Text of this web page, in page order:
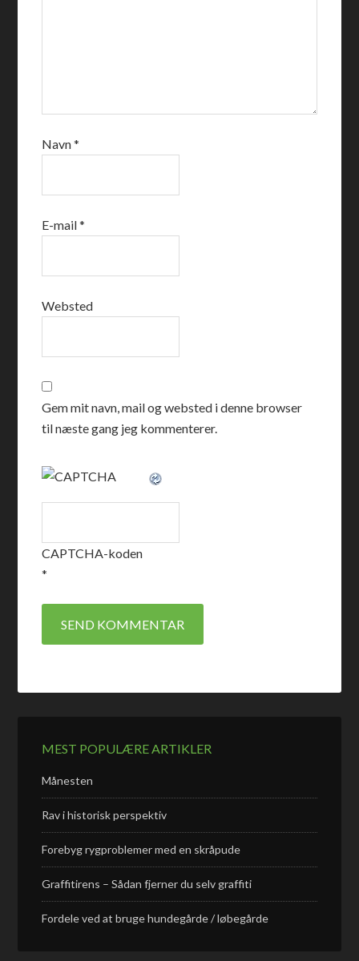
Navn*
E-mail*
Websted
Gem mit navn, mail og websted i denne browser
til næste gang jeg kommenterer.
CAPTCHA-koden
*
MEST POPULÆRE ARTIKLER
Månesten
Rav i historisk perspektiv
Forebyg rygproblemer med en skråpude
Graffitirens – Sådan fjerner du selv graffiti
Fordele ved at bruge hundegårde / løbegårde